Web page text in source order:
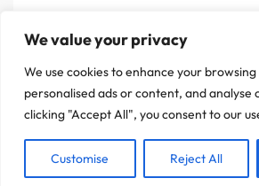
We value your privacy
We use cookies to enhance your
personalised ads or content, and analyse
clicking "Accept All", you consent to our
Customise Reject All
Politique de confidentialité
Mentions légales
CHOIX DES OPTIONS
On a attendu d'être sûr que le contenu de notre site
C'est OK pour vous ?
ACCEPTER